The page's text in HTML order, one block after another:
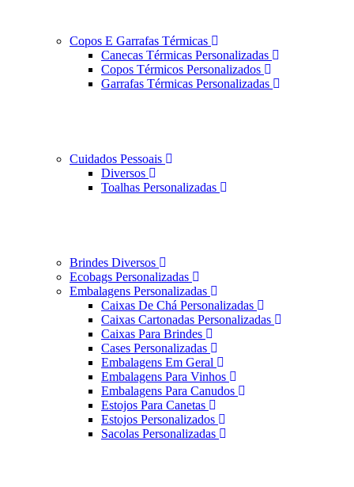
Copos E Garrafas Térmicas
Canecas Térmicas Personalizadas
Copos Térmicos Personalizados
Garrafas Térmicas Personalizadas
Cuidados Pessoais
Diversos
Toalhas Personalizadas
Brindes Diversos
Ecobags Personalizadas
Embalagens Personalizadas
Caixas De Chá Personalizadas
Caixas Cartonadas Personalizadas
Caixas Para Brindes
Cases Personalizadas
Embalagens Em Geral
Embalagens Para Vinhos
Embalagens Para Canudos
Estojos Para Canetas
Estojos Personalizados
Sacolas Personalizadas